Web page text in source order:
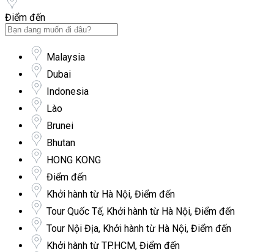
Điểm đến
Malaysia
Dubai
Indonesia
Lào
Brunei
Bhutan
HONG KONG
Điểm đến
Khởi hành từ Hà Nội, Điểm đến
Tour Quốc Tế, Khởi hành từ Hà Nội, Điểm đến
Tour Nội Địa, Khởi hành từ Hà Nội, Điểm đến
Khởi hành từ TP.HCM, Điểm đến